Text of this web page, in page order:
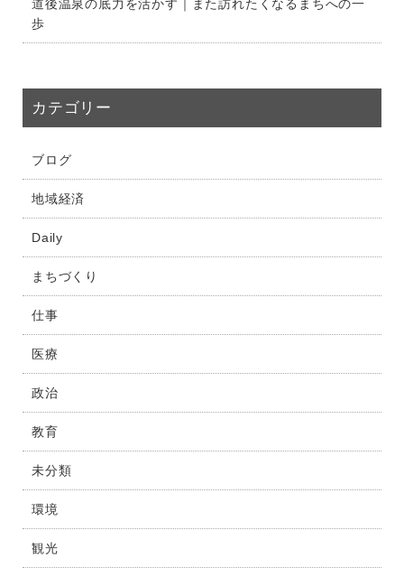
道後温泉の底力を活かす｜また訪れたくなるまちへの一
歩
カテゴリー
ブログ
地域経済
Daily
まちづくり
仕事
医療
政治
教育
未分類
環境
観光